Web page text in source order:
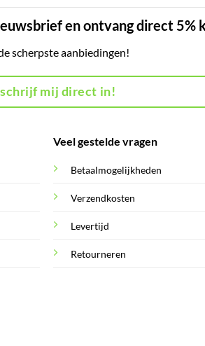
en ontvang direct 5%
scherpste aanbiedingen!
schrijf mij direct in!
Veel gestelde vragen
Betaalmogelijkheden
Verzendkosten
Levertijd
Retourneren